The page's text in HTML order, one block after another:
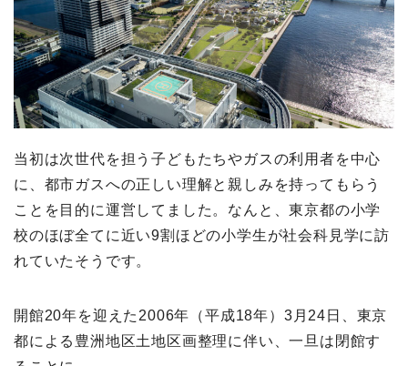
当初は次世代を担う子どもたちやガスの利用者を中心
に、都市ガスへの正しい理解と親しみを持ってもらう
ことを目的に運営してました。なんと、東京都の小学
校のほぼ全てに近い9割ほどの小学生が社会科見学に訪
れていたそうです。
開館20年を迎えた2006年（平成18年）3月24日、東京
都による豊洲地区土地区画整理に伴い、一旦は閉館す